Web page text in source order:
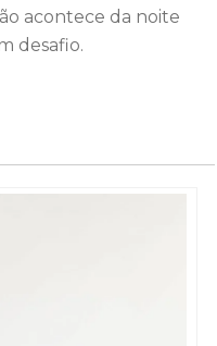
acontece da noite
desafio.